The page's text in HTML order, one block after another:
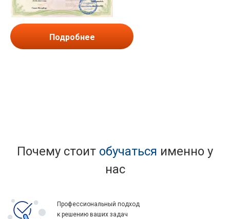
Подробнее
Почему стоит обучаться именно у
нас
Профессиональный подход
к решению ваших задач